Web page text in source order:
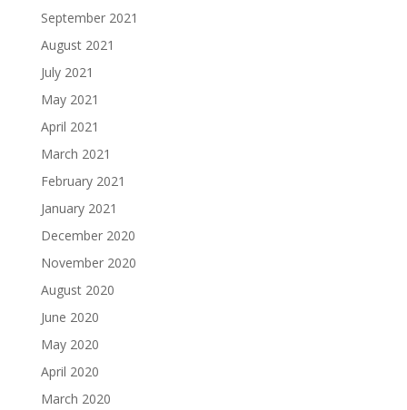
September 2021
August 2021
July 2021
May 2021
April 2021
March 2021
February 2021
January 2021
December 2020
November 2020
August 2020
June 2020
May 2020
April 2020
March 2020